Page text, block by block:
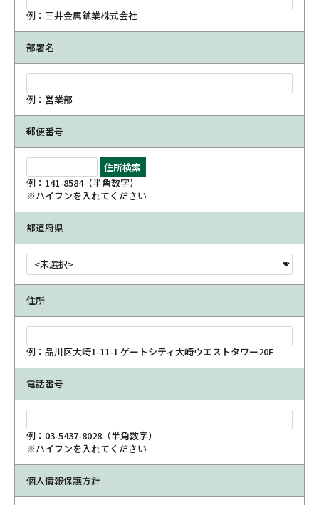
例：三井金属鉱業株式会社
部署名
例：営業部
郵便番号
例：141-8584（半角数字）
※ハイフンを入れてください
都道府県
住所
例：品川区大崎1-11-1 ゲートシティ大崎ウエストタワー20F
電話番号
例：03-5437-8028（半角数字）
※ハイフンを入れてください
個人情報保護方針